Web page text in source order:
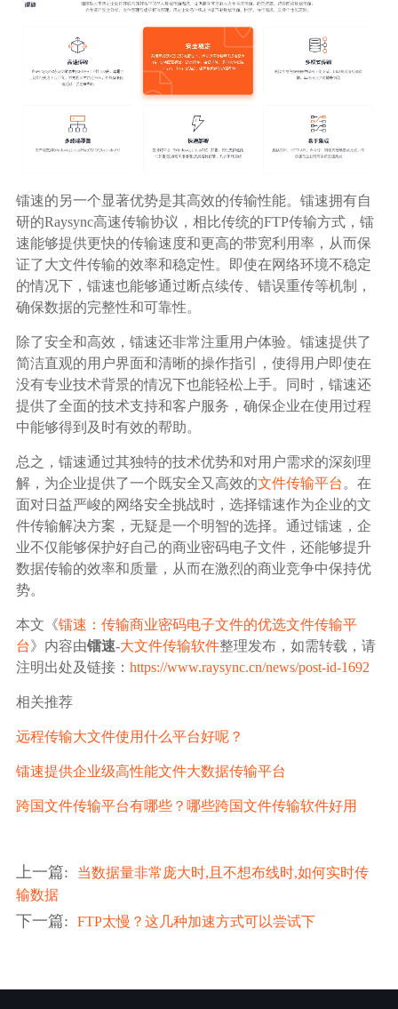
镭速的另一个显著优势是其高效的传输性能。镭速拥有自
研的Raysync高速传输协议，相比传统的FTP传输方式，镭
速能够提供更快的传输速度和更高的带宽利用率，从而保
证了大文件传输的效率和稳定性。即使在网络环境不稳定
的情况下，镭速也能够通过断点续传、错误重传等机制，
确保数据的完整性和可靠性。
除了安全和高效，镭速还非常注重用户体验。镭速提供了
简洁直观的用户界面和清晰的操作指引，使得用户即使在
没有专业技术背景的情况下也能轻松上手。同时，镭速还
提供了全面的技术支持和客户服务，确保企业在使用过程
中能够得到及时有效的帮助。
总之，镭速通过其独特的技术优势和对用户需求的深刻理
解，为企业提供了一个既安全又高效的文件传输平台 。在
面对日益严峻的网络安全挑战时，选择镭速作为企业的文
件传输解决方案，无疑是一个明智的选择。通过镭速，企
业不仅能够保护好自己的商业密码电子文件，还能够提升
数据传输的效率和质量，从而在激烈的商业竞争中保持优
势。
本文《镭速：传输商业密码电子文件的优选文件传输平
台》内容由镭速-大文件传输软件整理发布，如需转载，请
注明出处及链接： https://www.raysync.cn/news/post-id-1692
相关推荐
远程传输大文件使用什么平台好呢？
镭速提供企业级高性能文件大数据传输平台
跨国文件传输平台有哪些？哪些跨国文件传输软件好用
上一篇:
当数据量非常庞大时,且不想布线时,如何实时传
输数据
下一篇: FTP太慢？这几种加速方式可以尝试下